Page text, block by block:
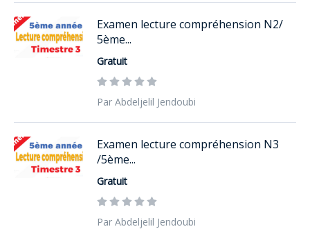
Examen lecture compréhension N2/
5ème...
Gratuit
Par Abdeljelil Jendoubi
Examen lecture compréhension N3
/5ème...
Gratuit
Par Abdeljelil Jendoubi